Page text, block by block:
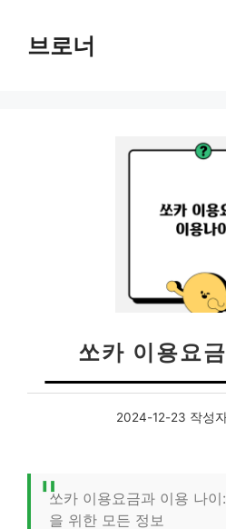
브로너
쏘카 이용요
2024-12-23 작성
쏘카 이용요금과 이용 나
을 위한 모든 정보